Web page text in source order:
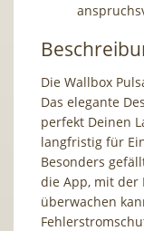
Die Wallbox
Das elegante
perfekt Deinen
langfristig für
Besonders
die App, mit der
überwachen